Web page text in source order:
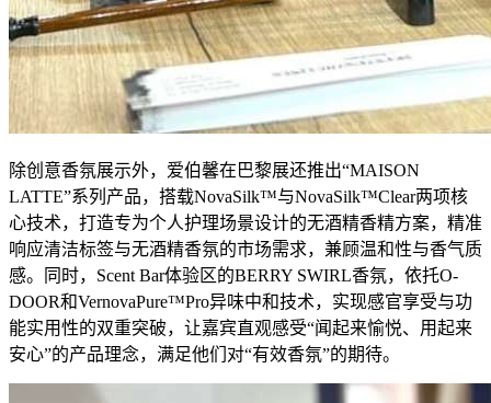
除创意香氛展示外，爱伯馨在巴黎展还推出“MAISON
LATTE”系列产品，搭载NovaSilk™与NovaSilk™Clear两项核
心技术，打造专为个人护理场景设计的无酒精香精方案，精准
响应清洁标签与无酒精香氛的市场需求，兼顾温和性与香气质
感。同时，Scent Bar体验区的BERRY SWIRL香氛，依托O-
DOOR和VernovaPure™Pro异味中和技术，实现感官享受与功
能实用性的双重突破，让嘉宾直观感受“闻起来愉悦、用起来
安心”的产品理念，满足他们对“有效香氛”的期待。